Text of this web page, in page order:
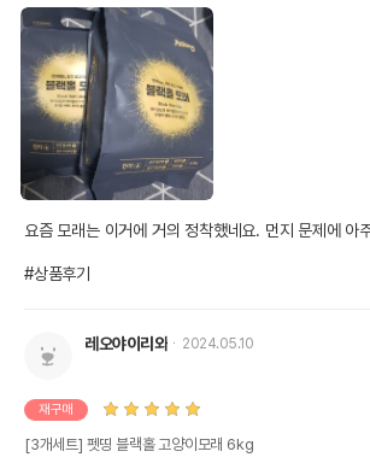
요즘 모래는 이거에 거의 정착했네요. 먼지 문제에 아
#상품후기
레오야이리와 2024.05.10
재구매
[3개세트] 펫띵 블랙홀 고양이모래 6kg